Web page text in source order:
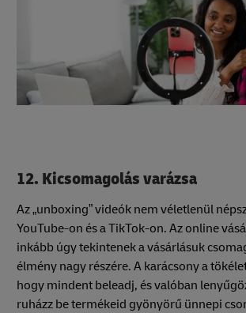
12. Kicsomagolás varázsa
Az „unboxing” videók nem véletlenül
YouTube-on és a TikTok-on. Az online
inkább úgy tekintenek a vásárlásuk
élmény nagy részére. A karácsony a
hogy mindent beleadj, és valóban
ruházz be termékeid gyönyörű ünnepi